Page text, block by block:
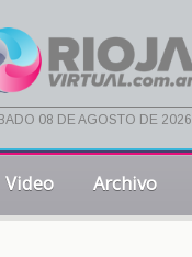
08 de agosto de 2026
Video Archivo